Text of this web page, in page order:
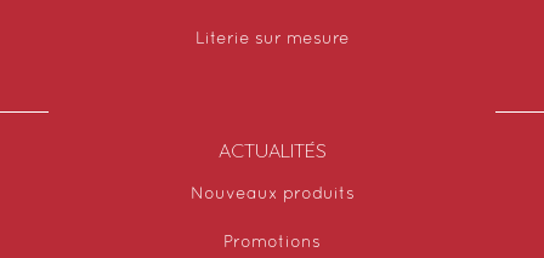
Literie sur mesure
ACTUALITÉS
Nouveaux produits
Promotions